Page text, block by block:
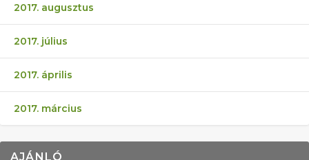
2017. augusztus
2017. július
2017. április
2017. március
AJÁNLÓ